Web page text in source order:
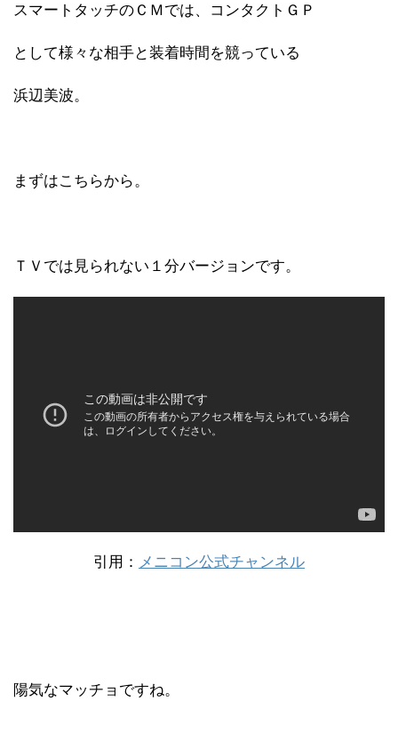
スマートタッチのＣＭでは、コンタクトＧＰ
として様々な相手と装着時間を競っている
浜辺美波。
まずはこちらから。
ＴＶでは見られない１分バージョンです。
引用： メニコン公式チャンネル
陽気なマッチョですね。